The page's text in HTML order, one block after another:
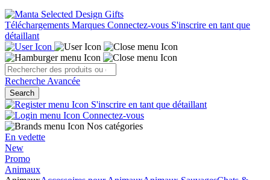
Téléchargements Marques Connectez-vous S'inscrire en tant que
détaillant
Recherche Avancée
Search
S'inscrire en tant que détaillant
Connectez-vous
Nos catégories
En vedette
New
Promo
Animaux